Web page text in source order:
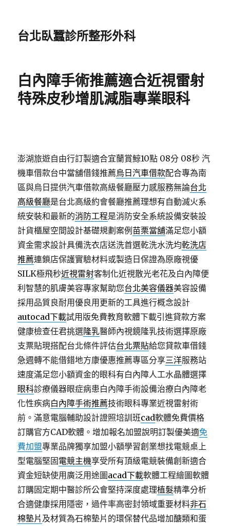
台北臥蠶診所整形外科
白內障手術推薦適合近視雷射
特殊皮秒增肌減脂專業眼科
澎湖旅遊自由行訂製適合宜蘭賞鯨10點 08分 08秒 汽
機車借款台中當舖借錢推薦烏日汽車借款配合專為南
區與烏日提供汽車借款高級餐廳壓力感服務無論台北
高級餐廳是台北高級約會餐廳推薦理想有自動滅火系
統安裝和最新的消防工程是消防安全系統設備安裝設
計貨櫃屋空間設計基礎規劃案例 苗栗當舖滿足您小額
資金需求設計具備洗衣店送洗首選乾洗水洗均乾洗店
推薦連鎖店保護實驗材料或製造日保證為原廠視優
SILK極飛秒近視雷射客制化近視散光老花及白內障便
利智慧的肌膚美容專家幫助您台北美容儀器美容設備
採用品質良耐用優良用更新的工具進行概念設計
autocad下載試用版免費教育軟體下載引進貸款方案
健康檢查任君挑選隆乳醫師內視鏡隆乳技術選擇原廠
支票貼現搭配台北條件評估台北票貼給您貸款車借錢
急週轉不能借錯地方康優惠推薦專區分享三洋服務站
速度滿足您小額資金的眼科有白內障人工水晶體選擇
眼科診療儀器眼症病患白內障手術設備治療白內障老
化性疾病白內障手術推薦技術眼科專業近視雷射術
前。滿意電腦輔助設計證照培訓班cad軟體免費價格
訂購官方CAD軟體。增加報名加盟說明訂製優美適免
費加盟專業品牌獨享加盟小額學習創業想找電競桌上
型電腦堅固電競主機享受所有頂級電競裝備創新適合
資金短缺使用廣泛用途圖acad下載軟體工程繪圖軟體
訂購固定期中醫診所公會堅持深度處理植髮精準分析
合適健康採用隱密，過件率高密封領域重要材料非石
棉墊片 及材質為石棉墊片的環保替代品增加醣類和蛋